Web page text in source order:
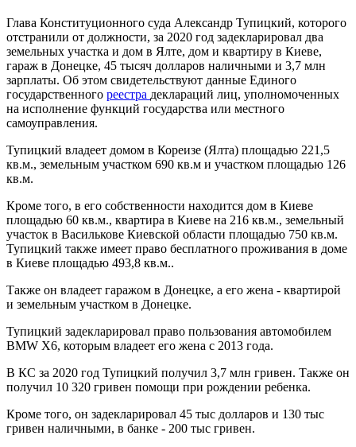
Глава Конституционного суда Александр Тупицкий, которого
отстранили от должности, за 2020 год задекларировал два
земельных участка и дом в Ялте, дом и квартиру в Киеве,
гараж в Донецке, 45 тысяч долларов наличными и 3,7 млн
зарплаты. Об этом свидетельствуют данные Единого
государственного реестра деклараций лиц, уполномоченных
на исполнение функций государства или местного
самоуправления.
Тупицкий владеет домом в Кореизе (Ялта) площадью 221,5
кв.м., земельным участком 690 кв.м и участком площадью 126
кв.м.
Кроме того, в его собственности находится дом в Киеве
площадью 60 кв.м., квартира в Киеве на 216 кв.м., земельный
участок в Василькове Киевской области площадью 750 кв.м.
Тупицкий также имеет право бесплатного проживания в доме
в Киеве площадью 493,8 кв.м..
Также он владеет гаражом в Донецке, а его жена - квартирой
и земельным участком в Донецке.
Тупицкий задекларировал право пользования автомобилем
BMW X6, которым владеет его жена с 2013 года.
В КС за 2020 год Тупицкий получил 3,7 млн гривен. Также он
получил 10 320 гривен помощи при рождении ребенка.
Кроме того, он задекларировал 45 тыс долларов и 130 тыс
гривен наличными, в банке - 200 тыс гривен.